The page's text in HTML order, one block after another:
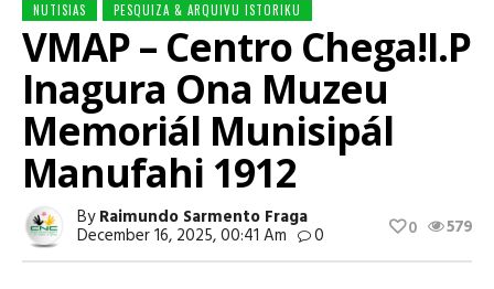
NUTISIAS PESQUIZA & ARQUIVU ISTORIKU
VMAP – Centro Chega!I.P
Inagura Ona Muzeu
Memoriál Munisipál
Manufahi 1912
ByRaimundo Sarmento Fraga
December 16, 2025, 00:41 Am 0 579
0